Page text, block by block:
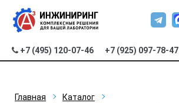
+7 (495) 120-07-46 +7 (925) 097-78-47
Главная
Каталог